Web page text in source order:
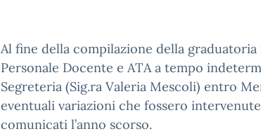
Al fine della compilazione della
Personale Docente e ATA a tempo
Segreteria (Sig.ra Valeria Mescoli) entro
eventuali variazioni che fossero
comunicati l’anno scorso.